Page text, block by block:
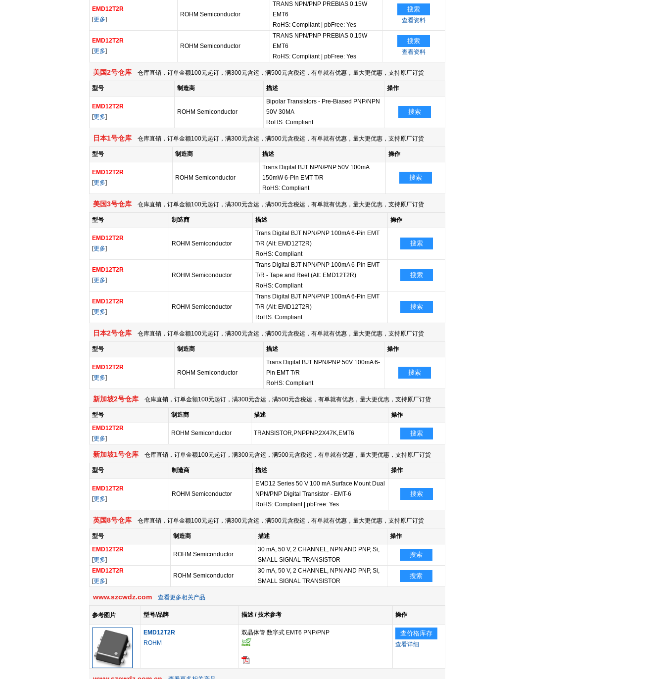
EMD12T2R
[更多]
ROHM Semiconductor
TRANS NPN/PNP PREBIAS 0.15W
EMT6
RoHS: Compliant pbFree: Yes
搜索
查看资料
EMD12T2R
[更多]
ROHM Semiconductor
TRANS NPN/PNP PREBIAS 0.15W
EMT6
RoHS: Compliant pbFree: Yes
搜索
查看资料
美国2号仓库 仓库直销，订单金额100元起订，满300元含运，满500元含税运，有单就有优惠，量大更优惠，支持原厂订货
型号 制造商 描述 操作
EMD12T2R
[更多]
ROHM Semiconductor
Bipolar Transistors - Pre-Biased PNP/NPN
50V 30MA
RoHS: Compliant
搜索
日本1号仓库 仓库直销，订单金额100元起订，满300元含运，满500元含税运，有单就有优惠，量大更优惠，支持原厂订货
型号 制造商 描述 操作
EMD12T2R
[更多]
ROHM Semiconductor
Trans Digital BJT NPN/PNP 50V 100mA
150mW 6-Pin EMT T/R
RoHS: Compliant
搜索
美国3号仓库 仓库直销，订单金额100元起订，满300元含运，满500元含税运，有单就有优惠，量大更优惠，支持原厂订货
型号 制造商 描述 操作
EMD12T2R
[更多]
ROHM Semiconductor
Trans Digital BJT NPN/PNP 100mA 6-Pin EMT
T/R (Alt: EMD12T2R)
RoHS: Compliant
搜索
EMD12T2R
[更多]
ROHM Semiconductor
Trans Digital BJT NPN/PNP 100mA 6-Pin EMT
T/R - Tape and Reel (Alt: EMD12T2R)
RoHS: Compliant
搜索
EMD12T2R
[更多]
ROHM Semiconductor
Trans Digital BJT NPN/PNP 100mA 6-Pin EMT
T/R (Alt: EMD12T2R)
RoHS: Compliant
搜索
日本2号仓库 仓库直销，订单金额100元起订，满300元含运，满500元含税运，有单就有优惠，量大更优惠，支持原厂订货
型号 制造商 描述 操作
EMD12T2R
[更多]
ROHM Semiconductor
Trans Digital BJT NPN/PNP 50V 100mA 6-
Pin EMT T/R
RoHS: Compliant
搜索
新加坡2号仓库 仓库直销，订单金额100元起订，满300元含运，满500元含税运，有单就有优惠，量大更优惠，支持原厂订货
型号 制造商 描述
操作
EMD12T2R
[更多]
ROHM Semiconductor TRANSISTOR,PNPPNP,2X47K,EMT6 搜索
新加坡1号仓库 仓库直销，订单金额100元起订，满300元含运，满500元含税运，有单就有优惠，量大更优惠，支持原厂订货
型号 制造商 描述 操作
EMD12T2R
[更多]
ROHM Semiconductor
EMD12 Series 50 V 100 mA Surface Mount Dual
NPN/PNP Digital Transistor - EMT-6
RoHS: Compliant pbFree: Yes
搜索
英国8号仓库 仓库直销，订单金额100元起订，满300元含运，满500元含税运，有单就有优惠，量大更优惠，支持原厂订货
型号 制造商 描述
操作
EMD12T2R
[更多]
ROHM Semiconductor
30 mA, 50 V, 2 CHANNEL, NPN AND PNP, Si,
SMALL SIGNAL TRANSISTOR
搜索
EMD12T2R
[更多]
ROHM Semiconductor
30 mA, 50 V, 2 CHANNEL, NPN AND PNP, Si,
SMALL SIGNAL TRANSISTOR
搜索
www.szcwdz.com 查看更多相关产品
参考图片 型号/品牌 描述 / 技术参考 操作
EMD12T2R
ROHM
双晶体管 数字式 EMT6 PNP/PNP 查价格库存
查看详细